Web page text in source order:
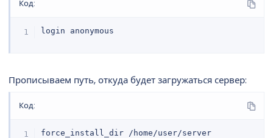
Код:
login anonymous
Прописываем путь, откуда будет загружаться сервер:
Код:
force_install_dir /home/user/server